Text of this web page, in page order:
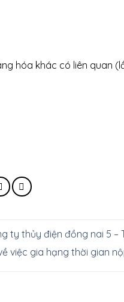
hóa khác có liên quan
ty thủy điện đồng nai 5 –
việc gia hạng thời gian